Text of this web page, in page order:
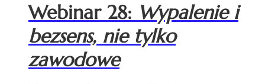
Webinar 28: Wypalenie i
bezsens, nie tylko
zawodowe